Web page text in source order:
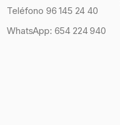
Teléfono 96 145 24 40
WhatsApp: 654 224 940